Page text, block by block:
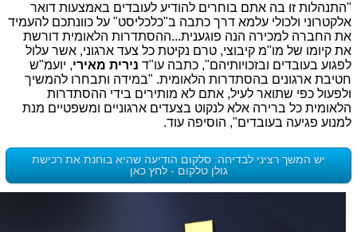
"התנהלות זו בה אתם בוחרים להודיע לעובדים באמצעות דואר
אלקטרוני ולכולי עלמא דרך כתבה ב"כלכליסט" על כוונתכם להעמיד
את החברה למכירה הנה פוגענית...ההסתדרות הלאומית דורשת
את קיומו של מו"מ קיבוצי, טרם נקיטת כל צעד ארגוני, אשר עלול
לפגוע בעובדים ובזכויותיהם", כתבה עו"ד נירית מאירי, יועמ"ש
חטיבת ארגונים בהסתדרות הלאומית. "במידה ותבחרו להמשיך
ולפעול כפי שתואר לעיל, אתם לא מותירים בידי ההסתדרות
הלאומית כל ברירה אלא לנקוט בצעדים ארגוניים ומשפטיים מנת
למנוע פגיעה בעובדים", הוסיפה עוד.
יש המשך רציני לבדיחה: סלקום הודיעה שהיא בוחנת את רכישת
גולן טלקום - לחץ כאן